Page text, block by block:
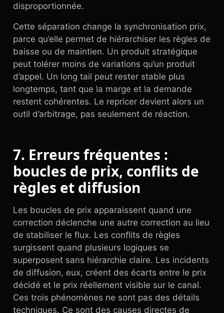
disproportionnée.
Cette séparation change la synchronisation prix,
parce qu’elle permet de hiérarchiser les règles de
baisse ou de maintien. Un produit stratégique
peut tolérer moins de variations qu’un produit
d’appel. Un long tail peut rester stable plus
longtemps, tant que la marge et la demande
restent cohérentes. Le repricer devient alors un
outil d’arbitrage, pas seulement de réaction.
7. Erreurs fréquentes :
boucles de prix, conflits de
règles et diffusion
Les boucles de prix apparaissent quand une
correction déclenche une autre correction au lieu
de stabiliser le flux. Les conflits de règles
surgissent quand plusieurs logiques se
superposent sans hiérarchie claire. Les incidents
de diffusion, eux, créent des écarts entre le prix
décidé et le prix réellement visible sur le canal.
Ces trois phénomènes ne sont pas des détails
techniques. Ce sont des causes directes de